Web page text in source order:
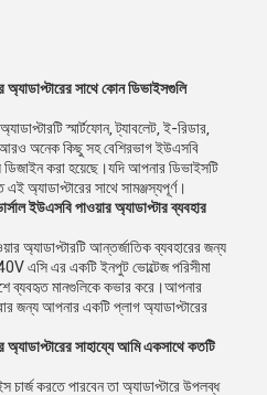
সাথে কোন ডিভাইসগুলি
স্মার্টফোন, ট্যাবলেট, ই-রিডার,
আরও অনেক কিছু সহ বেশিরভাগ ইউএসবি
করা হয়েছে।যদি আপনার ডিভাইসটি
অ্যাডাপ্টারের সাথে সামঞ্জস্যপূর্ণ।
ইউএসবি পাওয়ার অ্যাডাপ্টার ব্যবহার
অ্যাডাপ্টারটি আন্তর্জাতিক ব্যবহারের জন্য
এসি এর একটি ইনপুট ভোল্টেজ পরিসীমা
ব্যবহৃত মানগুলিকে কভার করে।আপনার
জন্য আপনার একটি প্লাগ অ্যাডাপ্টারের
সাহায্যে আমি একসাথে কতটি
করতে পারবেন তা অ্যাডাপ্টারে উপলব্ধ